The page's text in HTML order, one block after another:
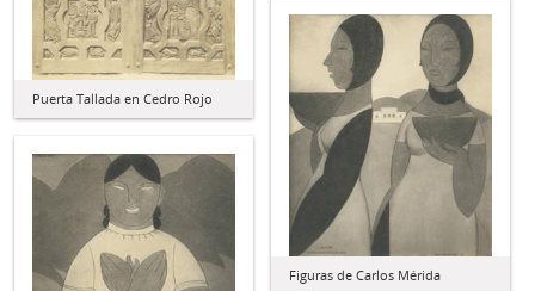
Puerta Tallada en Cedro Rojo
Figuras de Carlos Mérida